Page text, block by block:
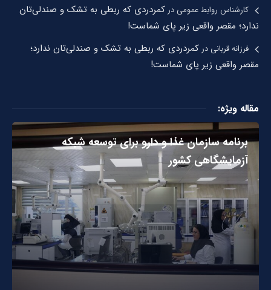
کارشناس روابط عمومیدر کمردردی که ربطی به تشک و صندلی‌تان
ندارد؛ مقصر واقعی زیر پای شماست!
فرزانه قربانیدر کمردردی که ربطی به تشک و صندلی‌تان ندارد؛
مقصر واقعی زیر پای شماست!
مقاله ویژه:
برنامه سازمان غذا و دارو برای توسعه شبکه
آزمایشگاهی کشور